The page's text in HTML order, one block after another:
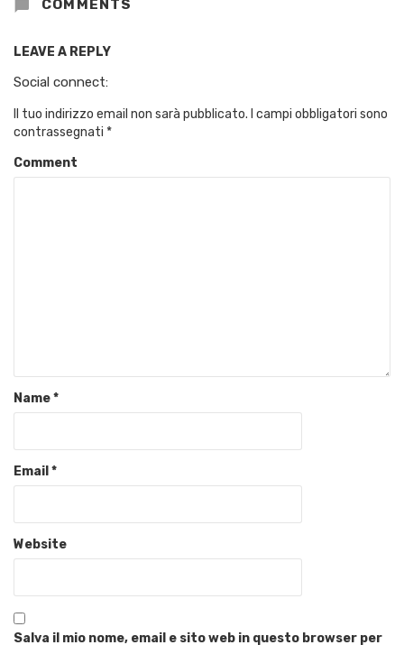
COMMENTS
LEAVE A REPLY
Social connect:
Il tuo indirizzo email non sarà pubblicato. I campi obbligatori sono
contrassegnati *
Comment
Name*
Email *
Website
Salva il mio nome, email e sito web in questo browser per